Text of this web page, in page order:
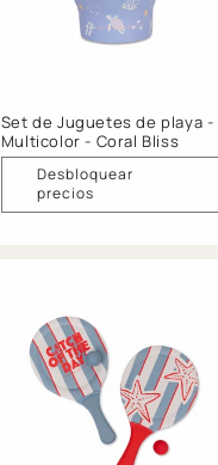
Set de Juguetes de playa -
Multicolor - Coral Bliss
Desbloquear
precios